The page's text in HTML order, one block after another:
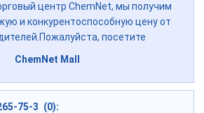
центр ChemNet, мы получим
и конкурентоспособную цену от
посетите
ChemNet Mall
75-3 (0):